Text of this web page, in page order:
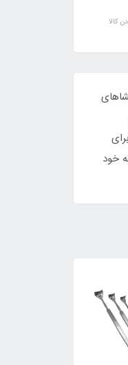
کالا
خود